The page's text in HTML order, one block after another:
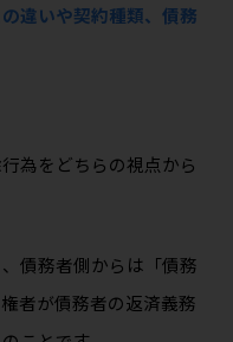
違いや契約種類、債務
為をどちらの視点から
債務者側からは「債務
者が債務者の返済義務